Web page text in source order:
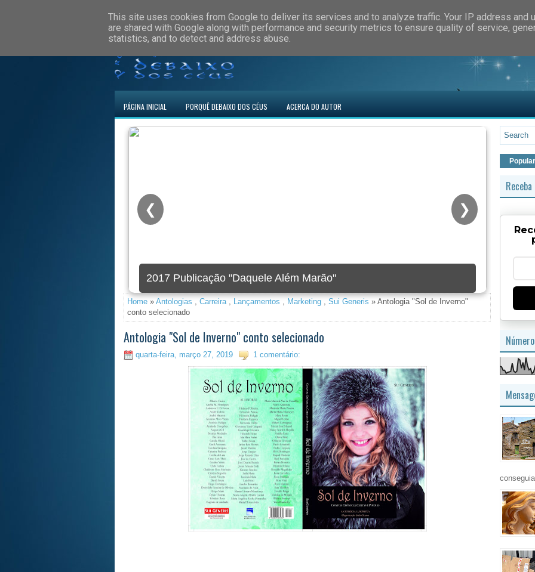
PÁGINA INICIAL PORQUÊ DEBAIXO DOS CÉUS ACERCA DO AUTOR
❮
2020 Foi criada a nova imagem
❯
Home » Antologias , Carreira, Lançamentos , Marketing , Sui Generis » Antologia "Sol de Inverno"
conto selecionado
Antologia "Sol de Inverno" conto selecionado
quarta-feira, março 27, 2019 1 comentário:
Popular
This site uses cookies from Google to deliver its services and to analyze traffic. Your IP address and
are shared with Google along with performance and security metrics to ensure quality of service,
statistics, and to detect and address abuse.